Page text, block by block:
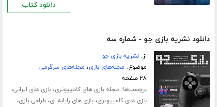
دانلود کتاب
دانلود نشریه بازی جو - شماره سه
از:نشریه بازی جو
موضوع: مجله‌های بازی، مجله‌های سرگرمی
۲۸ صفحه
برچسب‌ها: مجله بازی های کامپیوتری،بازی های ایرانی،
بازی های کامپیوتری،بازی های رایانه ای، طراحی بازی،